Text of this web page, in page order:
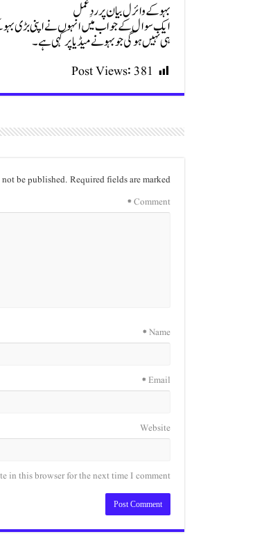
بہو کے وائرل بیان پر ردِ عمل
ایک سوال کے جواب میں انہوں نے اپنی بڑی بہو
ہی نہیں ہوگی جو بہو نے میڈیا پر کہی ہے۔
Post Views:381
be published.Required fields are marked
Comment
*
Name
*
Email
*
Website
in this browser for the next time I comment.